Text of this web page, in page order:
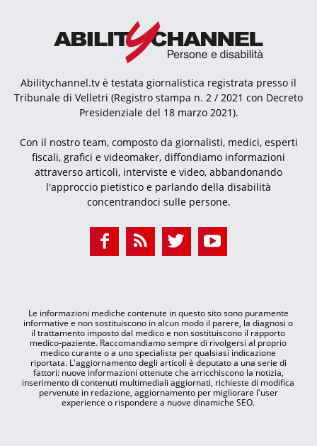
Abilitychannel.tv è testata giornalistica registrata presso il
Tribunale di Velletri (Registro stampa n. 2 / 2021 con Decreto
Presidenziale del 18 marzo 2021).
Con il nostro team, composto da giornalisti, medici, esperti
fiscali, grafici e videomaker, diffondiamo informazioni
attraverso articoli, interviste e video, abbandonando
l'approccio pietistico e parlando della disabilità
concentrandoci sulle persone.
Le informazioni mediche contenute in questo sito sono puramente
informative e non sostituiscono in alcun modo il parere, la diagnosi o
il trattamento imposto dal medico e non sostituiscono il rapporto
medico-paziente. Raccomandiamo sempre di rivolgersi al proprio
medico curante o a uno specialista per qualsiasi indicazione
riportata. L'aggiornamento degli articoli è deputato a una serie di
fattori: nuove informazioni ottenute che arricchiscono la notizia,
inserimento di contenuti multimediali aggiornati, richieste di modifica
pervenute in redazione, aggiornamento per migliorare l'user
experience o rispondere a nuove dinamiche SEO.